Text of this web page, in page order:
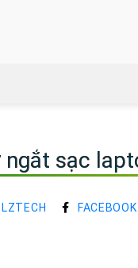
sạc
FACEBOOK